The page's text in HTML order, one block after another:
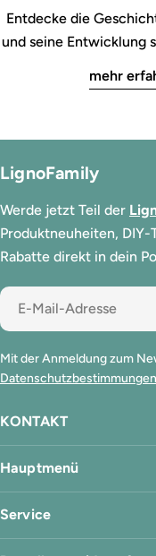
Entdecke die
und seine Entwicklung
mehr
KONTAKT
Hauptmenü
Service
LignoFamily
Werde jetzt Teil der
Produktneuheiten,
Rabatte direkt in dein
E-
Mail
Mit der Anmeldung zum
Datenschutzbestimmungen